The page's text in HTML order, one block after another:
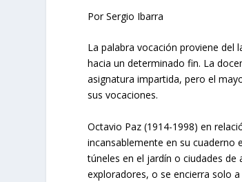
Por Sergio Ibarra
La palabra vocación proviene
hacia un determinado fin. La
asignatura impartida, pero el
sus vocaciones.
Octavio Paz (1914-1998) en
incansablemente en su cuaderno
túneles en el jardín o ciudades
exploradores, o se encierra solo